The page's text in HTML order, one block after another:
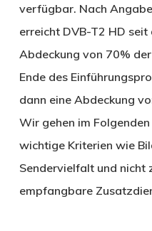
verfügbar. Nach
erreicht DVB-T2 HD seit
Abdeckung von 70%
Ende des
dann eine Abdeckung
Wir gehen im
wichtige Kriterien wie
Sendervielfalt und
empfangbare